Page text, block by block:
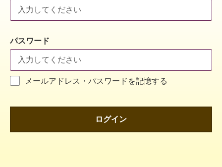
パスワード
メールアドレス・パスワードを記憶する
ログイン